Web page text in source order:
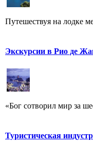
Путешествуя на лодке
Экскурсии в Рио де
«Бог сотворил мир за
Туристическая